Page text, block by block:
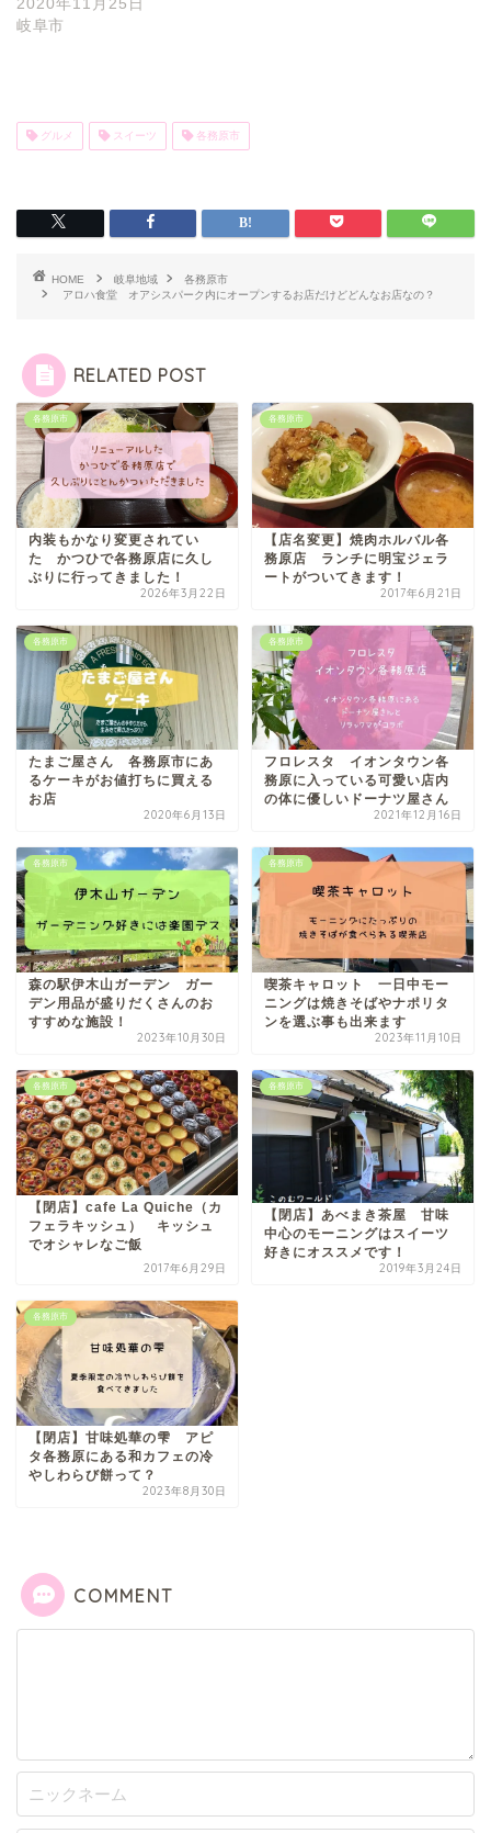
岐阜市
グルメ スイーツ 各務原市
HOME 岐阜地域
各務原市
アロハ食堂 オアシスパーク内にオープンするお店だけどどんなお店なの？
RELATED POST
各務原市
内装もかなり変更されてい
た かつひで各務原店に久し
ぶりに行ってきました！
2026年3月22日
各務原市
【店名変更】焼肉ホルバル各
務原店 ランチに明宝ジェラ
ートがついてきます！
2017年6月21日
各務原市
たまご屋さん 各務原市にあ
るケーキがお値打ちに買える
お店
2020年6月13日
各務原市
フロレスタ イオンタウン各
務原に入っている可愛い店内
の体に優しいドーナツ屋さん
2021年12月16日
各務原市
森の駅伊木山ガーデン ガー
デン用品が盛りだくさんのお
すすめな施設！
2023年10月30日
各務原市
喫茶キャロット 一日中モー
ニングは焼きそばやナポリタ
ンを選ぶ事も出来ます
2023年11月10日
各務原市
【閉店】cafe La Quiche（カ
フェラキッシュ） キッシュ
でオシャレなご飯
2017年6月29日
各務原市
【閉店】あべまき茶屋 甘味
中心のモーニングはスイーツ
好きにオススメです！
2019年3月24日
各務原市
【閉店】甘味処華の雫 アピ
タ各務原にある和カフェの冷
やしわらび餅って？
2023年8月30日
COMMENT